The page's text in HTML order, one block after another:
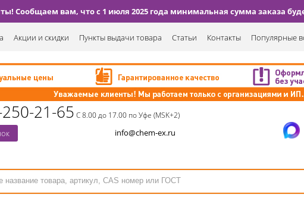
Сообщаем вам, что с 1 июля 2025 года минимальная сумма заказа
Акции и скидки Пункты выдачи товара Статьи Контакты Популярные
21-65 С 8.00 до 17.00 по Уфе (MSK+2)
info@chem-ex.ru